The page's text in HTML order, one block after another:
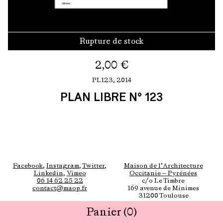
Rupture de stock
2,00 €
PL123, 2014
PLAN LIBRE N° 123
Panier (0)
Facebook, Instagram, Twitter,
Linkedin, Vimeo
Maison de l’Architecture
Occitanie — Pyrénées
06 14 62 25 22
contact@maop.fr
c/o Le Timbre
169 avenue de Minimes
31200 Toulouse